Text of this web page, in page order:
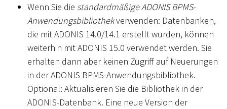
Wenn Sie die standardmäßige ADONIS BPMS-
Anwendungsbibliothekverwenden: Datenbanken,
die mit ADONIS 14.0/14.1 erstellt wurden, können
weiterhin mit ADONIS 15.0 verwendet werden. Sie
erhalten dann aber keinen Zugriff auf Neuerungen
in der ADONIS BPMS-Anwendungsbibliothek.
Optional: Aktualisieren Sie die Bibliothek in der
ADONIS-Datenbank. Eine neue Version der